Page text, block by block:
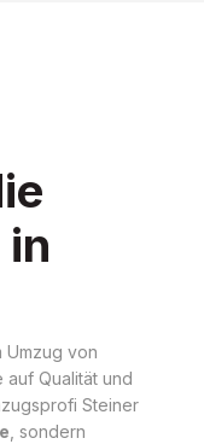
Umzug von
Qualität und
Steiner
, sondern